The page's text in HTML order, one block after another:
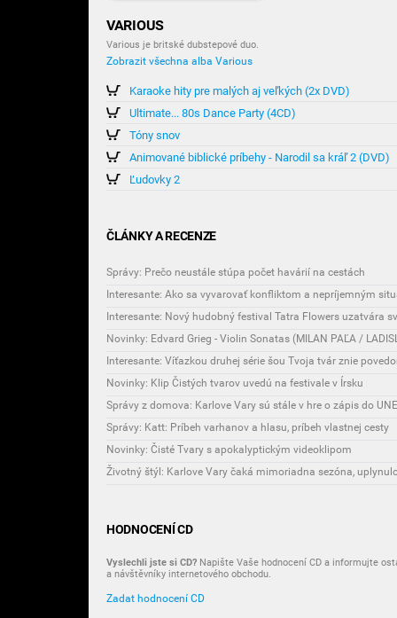
VARIOUS
Various je britské dubstepové duo.
Zobrazit všechna alba Various
Karaoke hity pre malých aj veľkých (2x DVD)
Ultimate... 80s Dance Party (4CD)
Tóny snov
Animované biblické príbehy - Narodil sa kráľ 2 (DVD)
Ľudovky 2
ČLÁNKY A RECENZE
Správy: Prečo neustále stúpa počet havárií na cestách
Interesante: Ako sa vyvarovať konfliktom a nepríjemným
Novinky: Edvard Grieg - Violin Sonatas (MILAN PAĽA /
Interesante: Víťazkou druhej série šou Tvoja tvár znie
Novinky: Klip Čistých tvarov uvedú na festivale v Írsku
Správy z domova: Karlove Vary sú stále v hre o zápis do
Správy: Katt: Príbeh varhanov a hlasu, príbeh vlastnej cesty
Novinky: Čisté Tvary s apokalyptickým videoklipom
HODNOCENÍ CD
Vyslechli jste si CD? Napište Vaše hodnocení CD a informujte
a návštěvníky internetového obchodu.
Zadat hodnocení CD